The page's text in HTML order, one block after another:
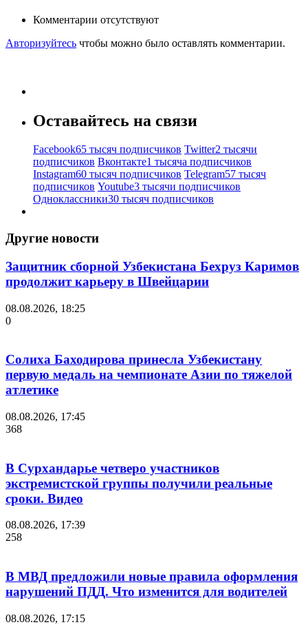
Комментарии отсутствуют
Авторизуйтесь чтобы можно было оставлять комментарии.
Оставайтесь на связи
Facebook65 тысяч подписчиков Twitter2 тысячи
подписчиков Вконтакте1 тысяча подписчиков
Instagram60 тысяч подписчиков Telegram57 тысяч
подписчиков Youtube3 тысячи подписчиков
Одноклассники30 тысяч подписчиков
Другие новости
Защитник сборной Узбекистана Бехруз Каримов
продолжит карьеру в Швейцарии
08.08.2026, 18:25
0
Солиха Баходирова принесла Узбекистану
первую медаль на чемпионате Азии по тяжелой
атлетике
08.08.2026, 17:45
368
В Сурхандарье четверо участников
экстремистской группы получили реальные
сроки. Видео
08.08.2026, 17:39
258
В МВД предложили новые правила оформления
нарушений ПДД. Что изменится для водителей
08.08.2026, 17:15